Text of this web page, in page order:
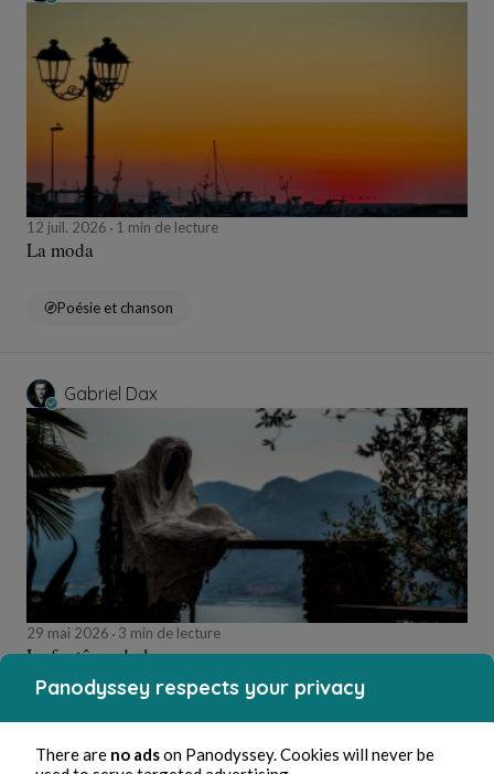
12 juil. 2026 1 min de lecture
La moda
Poésie et chanson
Gabriel Dax
29 mai 2026 3 min de lecture
Le fantôme du lac
Panodyssey respects your privacy
There are no adson Panodyssey. Cookies will never be